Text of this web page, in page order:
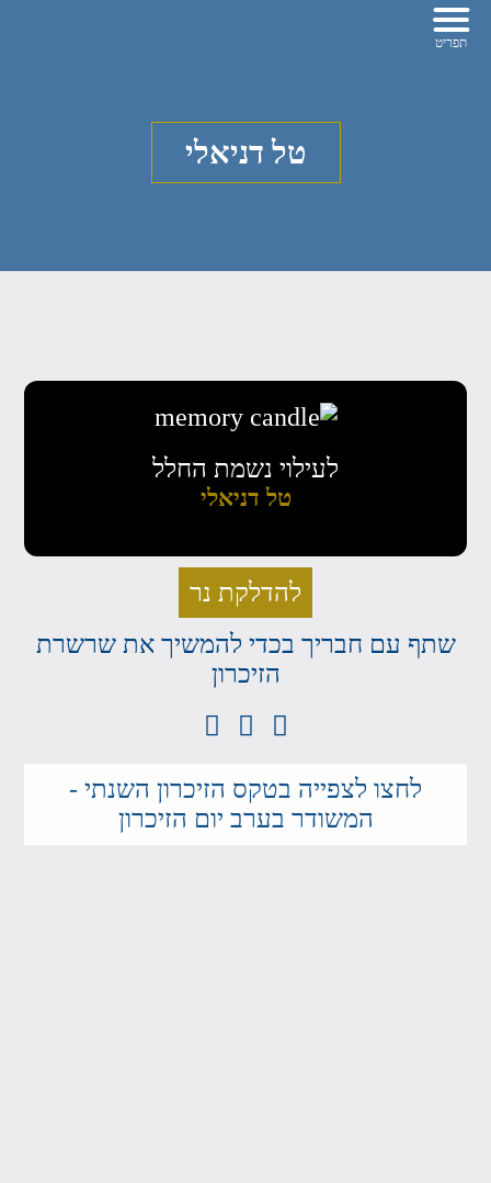
טל דניאלי
לעילוי נשמת החלל
טל דניאלי
להדלקת נר
שתף עם חבריך בכדי להמשיך את שרשרת
הזיכרון
לחצו לצפייה בטקס הזיכרון השנתי -
המשודר בערב יום הזיכרון